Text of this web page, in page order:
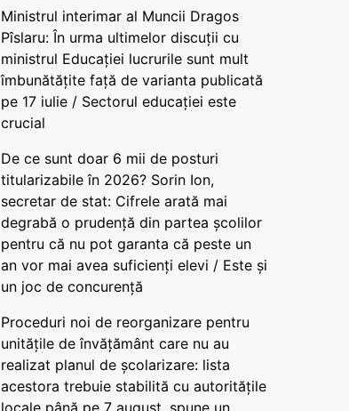
Ministrul interimar al Muncii Dragos
Pîslaru: În urma ultimelor discuții cu
ministrul Educației lucrurile sunt mult
îmbunătățite față de varianta publicată
pe 17 iulie / Sectorul educației este
crucial
De ce sunt doar 6 mii de posturi
titularizabile în 2026? Sorin Ion,
secretar de stat: Cifrele arată mai
degrabă o prudență din partea școlilor
pentru că nu pot garanta că peste un
an vor mai avea suficienți elevi / Este și
un joc de concurență
Proceduri noi de reorganizare pentru
unitățile de învățământ care nu au
realizat planul de școlarizare: lista
acestora trebuie stabilită cu autoritățile
locale până pe 7 august, spune un